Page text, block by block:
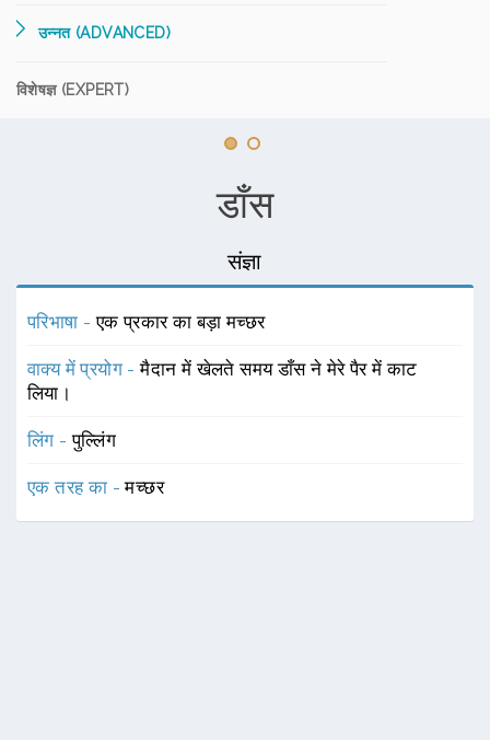
उन्नत (ADVANCED)
विशेषज्ञ (EXPERT)
डाँस
संज्ञा
परिभाषा -एक प्रकार का बड़ा मच्छर
वाक्य में प्रयोग -मैदान में खेलते समय डाँस ने मेरे पैर में काट
लिया।
लिंग -पुल्लिंग
एक तरह का -मच्छर